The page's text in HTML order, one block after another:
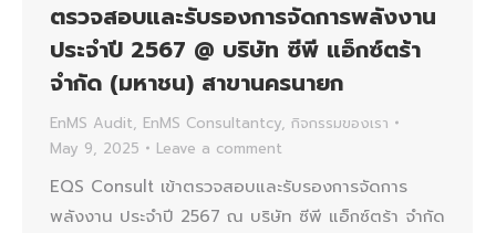
ตรวจสอบและรับรองการจัดการพลังงาน
ประจำปี 2567 @ บริษัท ซีพี แอ็กซ์ตร้า
จำกัด (มหาชน) สาขานครนายก
EnMS Audit, EnMS Consultantcy, กิจกรรมของเรา
May 9, 2025
Leave a comment
EQS Consult เข้าตรวจสอบและรับรองการจัดการ
พลังงาน ประจำปี 2567 ณ บริษัท ซีพี แอ็กซ์ตร้า จำกัด